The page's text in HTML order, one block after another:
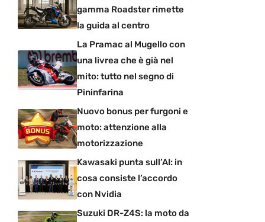
gamma Roadster rimette
la guida al centro
La Pramac al Mugello con
una livrea che è già nel
mito: tutto nel segno di
Pininfarina
Nuovo bonus per furgoni e
moto: attenzione alla
motorizzazione
Kawasaki punta sull’AI: in
cosa consiste l’accordo
con Nvidia
Suzuki DR-Z4S: la moto da